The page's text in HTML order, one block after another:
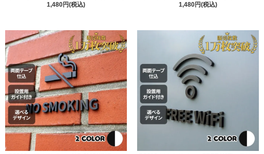
1,480円(税込)
札 室札
1,480円(税込)